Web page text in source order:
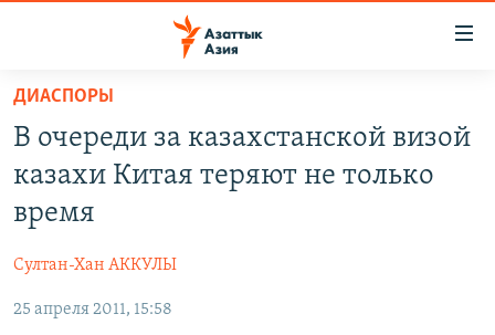
Вернуться
основному
содержанию
главной
навигации
Вернутся
КАЗАХСТАН
НОВОСТИ
КЫРГЫЗЧА
ДИАСПОРЫ
В очереди за казахстанской визой
казахи Китая теряют не только
время
Султан-Хан АККУЛЫ
25 апреля 2011, 15:58